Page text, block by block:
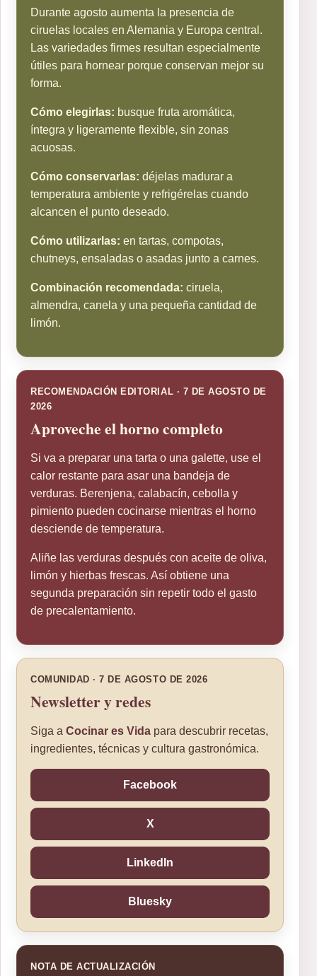
Durante agosto aumenta la presencia de
ciruelas locales en Alemania y Europa central.
Las variedades firmes resultan especialmente
útiles para hornear porque conservan mejor su
forma.
Cómo elegirlas: busque fruta aromática,
íntegra y ligeramente flexible, sin zonas
acuosas.
Cómo conservarlas: déjelas madurar a
temperatura ambiente y refrigérelas cuando
alcancen el punto deseado.
Cómo utilizarlas: en tartas, compotas,
chutneys, ensaladas o asadas junto a carnes.
Combinación recomendada: ciruela,
almendra, canela y una pequeña cantidad de
limón.
RECOMENDACIÓN EDITORIAL · 7 DE AGOSTO DE
2026
Aproveche el horno completo
Si va a preparar una tarta o una galette, use el
calor restante para asar una bandeja de
verduras. Berenjena, calabacín, cebolla y
pimiento pueden cocinarse mientras el horno
desciende de temperatura.
Aliñe las verduras después con aceite de oliva,
limón y hierbas frescas. Así obtiene una
segunda preparación sin repetir todo el gasto
de precalentamiento.
COMUNIDAD · 7 DE AGOSTO DE 2026
Newsletter y redes
Siga a Cocinar es Vida para descubrir recetas,
ingredientes, técnicas y cultura gastronómica.
Facebook
X
LinkedIn
Bluesky
NOTA DE ACTUALIZACIÓN